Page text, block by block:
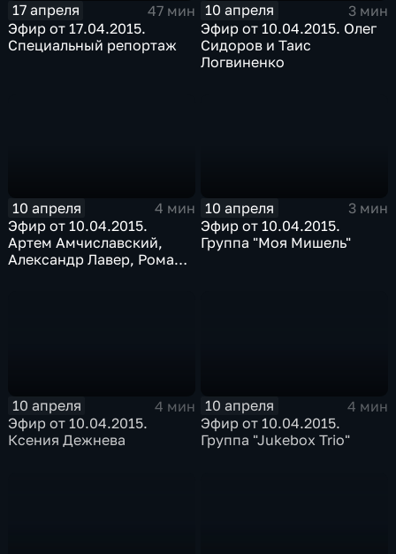
17 апреля
47 мин
Эфир от 17.04.2015.
Специальный репортаж
10 апреля
3 мин
Эфир от 10.04.2015. Олег
Сидоров и Таис
Логвиненко
10 апреля
4 мин
Эфир от 10.04.2015.
Артем Амчиславский,
Александр Лавер, Роман
10 апреля
3 мин
Эфир от 10.04.2015.
Группа "Моя Мишель"
10 апреля
4 мин
Эфир от 10.04.2015.
Ксения Дежнева
10 апреля
4 мин
Эфир от 10.04.2015.
Группа "Jukebox Trio"